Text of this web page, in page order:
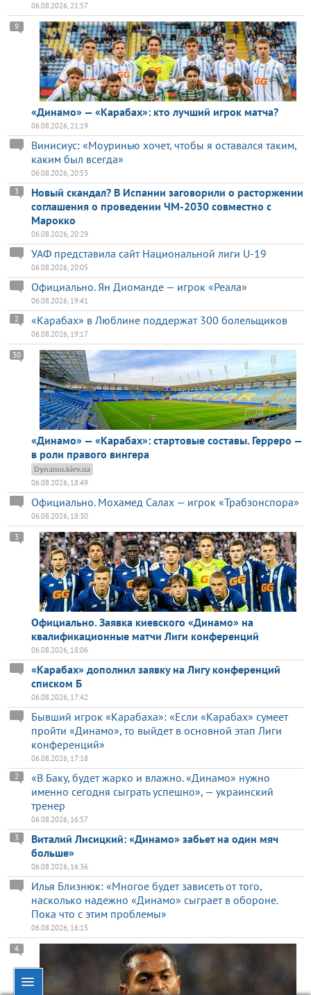
06.08.2026, 21:57
«Динамо» — «Карабах»: кто лучший игрок матча?
9
06.08.2026, 21:19
Винисиус: «Моуринью хочет, чтобы я оставался таким,
каким был всегда»
06.08.2026, 20:53
Новый скандал? В Испании заговорили о расторжении
соглашения о проведении ЧМ-2030 совместно с
Марокко
3
06.08.2026, 20:29
УАФ представила сайт Национальной лиги U-19
06.08.2026, 20:05
Официально. Ян Диоманде — игрок «Реала»
06.08.2026, 19:41
«Карабах» в Люблине поддержат 300 болельщиков
2
06.08.2026, 19:17
«Динамо» — «Карабах»: стартовые составы. Герреро —
в роли правого вингера
30
Dynamo.kiev.ua
06.08.2026, 18:49
Официально. Мохамед Салах — игрок «Трабзонспора»
06.08.2026, 18:30
Официально. Заявка киевского «Динамо» на
квалификационные матчи Лиги конференций
3
06.08.2026, 18:06
«Карабах» дополнил заявку на Лигу конференций
списком Б
06.08.2026, 17:42
Бывший игрок «Карабаха»: «Если «Карабах» сумеет
пройти «Динамо», то выйдет в основной этап Лиги
конференций»
06.08.2026, 17:18
«В Баку, будет жарко и влажно. «Динамо» нужно
именно сегодня сыграть успешно», — украинский
тренер
2
06.08.2026, 16:57
Виталий Лисицкий: «Динамо» забьет на один мяч
больше»
3
06.08.2026, 16:36
Илья Близнюк: «Многое будет зависеть от того,
насколько надежно «Динамо» сыграет в обороне.
Пока что с этим проблемы»
06.08.2026, 16:15
4